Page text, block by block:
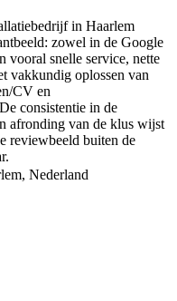
in Haarlem
zowel in de Google
vooral snelle service, nette
vakkundig oplossen van
CV en
consistentie in de
afronding van de klus wijst
reviewbeeld buiten de
Nederland